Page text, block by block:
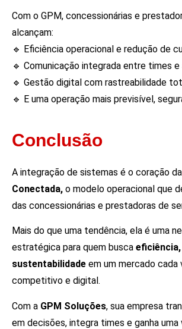
Com o GPM, concessionárias e
alcançam:
🔹 Eficiência operacional e redução de
🔹 Comunicação integrada entre times e
🔹 Gestão digital com rastreabilidade
🔹 E uma operação mais previsível,
Conclusão
A integração de sistemas é o coração da
Conectada, o modelo operacional que
das concessionárias e prestadoras de
Mais do que uma tendência, ela é uma
estratégica para quem busca
sustentabilidade em um mercado cada
competitivo e digital.
Com a GPM Soluções, sua empresa
em decisões, integra times e ganha uma